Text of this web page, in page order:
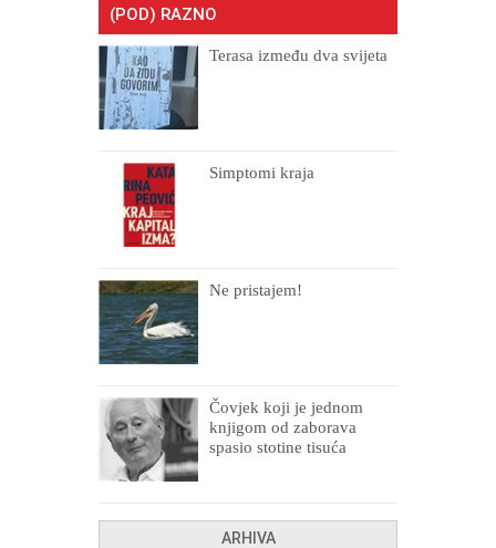
(POD) RAZNO
Terasa između dva svijeta
Simptomi kraja
Ne pristajem!
Čovjek koji je jednom
knjigom od zaborava
spasio stotine tisuća
ARHIVA